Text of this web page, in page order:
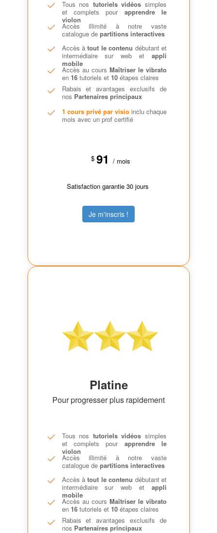
Tous nos tutoriels vidéos simples
et complets pour apprendre le
violon
Accès illimité à notre vaste
catalogue de partitions interactives
Accès àtout le contenu débutant et
intermédiaire sur web et appli
mobile
Accès au cours Maîtriser le vibrato
en 16tutoriels et 10étapes claires
Rabais et avantages exclusifs de
nos Partenaires principaux
1 cours privé par visioinclu chaque
mois avec un prof certifié
$ 91 / mois
Satisfaction garantie 30 jours
Je m'inscris !
Platine
Pour progresser plus rapidement
Tous nos tutoriels vidéos simples
et complets pour apprendre le
violon
Accès illimité à notre vaste
catalogue de partitions interactives
Accès àtout le contenu débutant et
intermédiaire sur web et appli
mobile
Accès au cours Maîtriser le vibrato
en 16tutoriels et 10étapes claires
Rabais et avantages exclusifs de
nos Partenaires principaux